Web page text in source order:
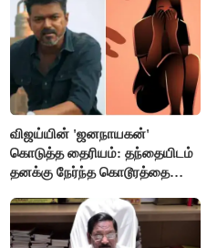
விஜய்யின் 'ஜனநாயகன்'
கொடுத்த தைரியம்: தந்தையிடம்
தனக்கு நேர்ந்த கொடூரத்தை